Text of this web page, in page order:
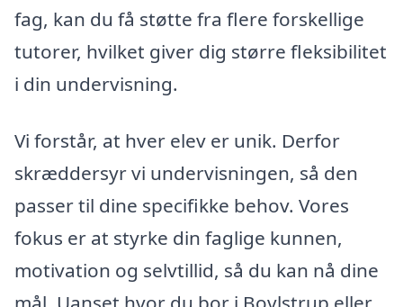
fag, kan du få støtte fra flere forskellige
tutorer, hvilket giver dig større fleksibilitet
i din undervisning.
Vi forstår, at hver elev er unik. Derfor
skræddersyr vi undervisningen, så den
passer til dine specifikke behov. Vores
fokus er at styrke din faglige kunnen,
motivation og selvtillid, så du kan nå dine